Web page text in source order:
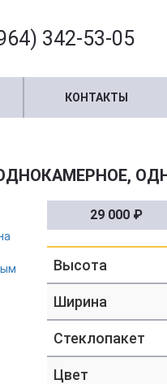
342-53-05
КОНТАКТЫ
29 000 ₽
Высота
Ширина
Стеклопакет
Цвет